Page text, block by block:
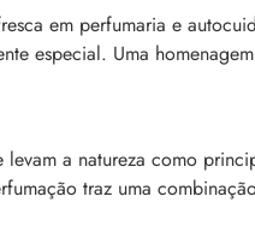
em perfumaria e
especial. Uma
a natureza como
traz uma